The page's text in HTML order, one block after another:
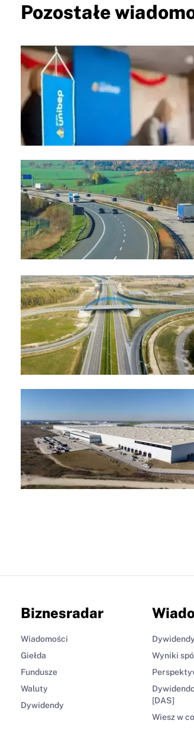
Pozostałe
Biznesradar
Wiadomości
Giełda
Fundusze
Waluty
Dywidendy
Wyniki
[DAS]
Wiesz w